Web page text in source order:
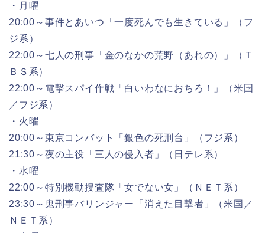
・月曜
20:00～事件とあいつ「一度死んでも生きている」（フ
ジ系）
22:00～七人の刑事「金のなかの荒野（あれの）」（Ｔ
ＢＳ系）
22:00～電撃スパイ作戦「白いわなにおちろ！」（米国
／フジ系）
・火曜
20:00～東京コンバット「銀色の死刑台」（フジ系）
21:30～夜の主役「三人の侵入者」（日テレ系）
・水曜
22:00～特別機動捜査隊「女でない女」（ＮＥＴ系）
23:30～鬼刑事バリンジャー「消えた目撃者」（米国／
ＮＥＴ系）